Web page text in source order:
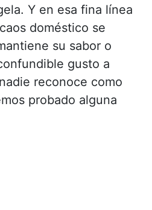
Y en esa fina línea
doméstico se
su sabor o
gusto a
reconoce como
probado alguna